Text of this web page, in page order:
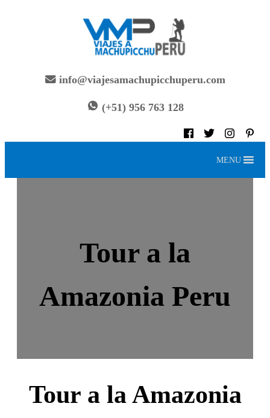
info@viajesamachupicchuperu.com
(+51) 956 763 128
MENU
Tour a la
Amazonia Peru
Tour a la Amazonia